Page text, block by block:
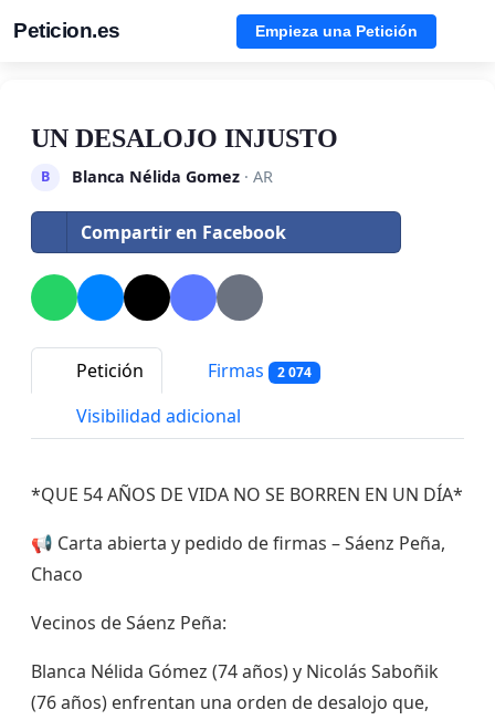
Peticion.es Empieza una Petición
UN DESALOJO INJUSTO
B Blanca Nélida Gomez· AR
Compartir en Facebook
Petición Firmas 2 074
Visibilidad adicional
*QUE 54 AÑOS DE VIDA NO SE BORREN EN UN DÍA*
📢 Carta abierta y pedido de firmas – Sáenz Peña,
Chaco
Vecinos de Sáenz Peña:
Blanca Nélida Gómez (74 años) y Nicolás Saboñik
(76 años) enfrentan una orden de desalojo que,